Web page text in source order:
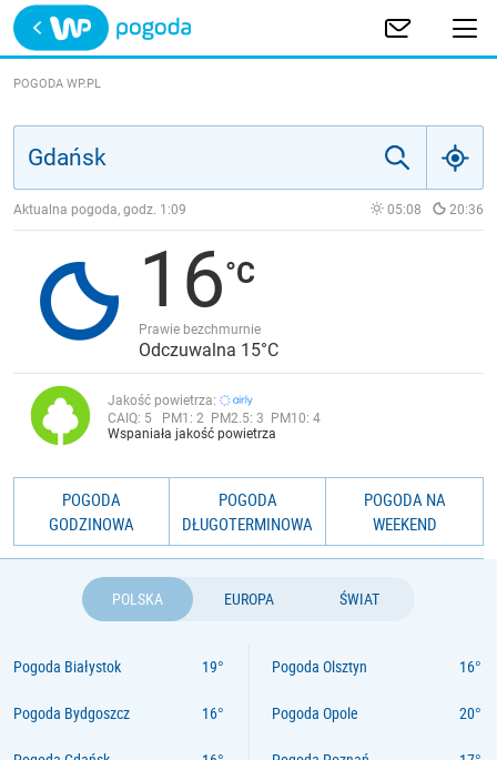
Trwa ładowanie
POLSKA
JAKOŚĆ POWIETRZA
POGODA WP.PL
Aktualna pogoda, godz. 1:09 05:08 20:36
16
Prawie bezchmurnie
Odczuwalna 15°C
Jakość powietrza:
CAIQ: 5 PM1: 2 PM2.5: 3 PM10: 4
Wspaniała jakość powietrza
POGODA
GODZINOWA
POGODA
DŁUGOTERMINOWA
POGODA NA
WEEKEND
POLSKA EUROPA ŚWIAT
Pogoda Białystok
Pogoda Bydgoszcz
Pogoda Olsztyn
Pogoda Opole